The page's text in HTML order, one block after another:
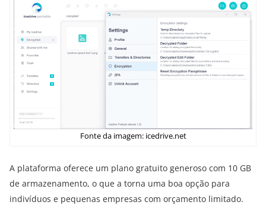
Fonte da imagem: icedrive.net
A plataforma oferece um plano gratuito generoso com 10 GB
de armazenamento, o que a torna uma boa opção para
indivíduos e pequenas empresas com orçamento limitado.